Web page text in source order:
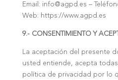
Email: info@agpd.es –
Web: https://www.agpd.es
9.- CONSENTIMIENTO Y
La aceptación del presente
usted entiende, acepta
política de privacidad por lo